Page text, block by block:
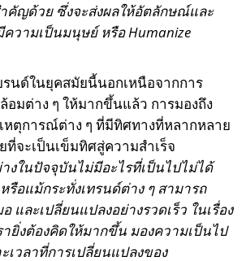
คัญด้วย ซึ่งจะส่งผลให้อัตลักษณ์และ
วามเป็นมนุษย์ หรือHumanize
นด์ในยุคสมัยนี้นอกเหนือจากการ
อมต่าง ๆ ให้มากขึ้นแล้ว การมองถึง
หตุการณ์ต่าง ๆ ที่มีทิศทางที่หลากหลาย
ที่จะเป็นเข็มทิศสู่ความสำเร็จ
งในปัจจุบันไม่มีอะไรที่เป็นไปไม่ได้
รือแม้กระทั่งเทรนด์ต่าง ๆ สามารถ
และเปลี่ยนแปลงอย่างรวดเร็ว ในเรื่อง
ายิ่งต้องคิดให้มากขึ้น มองความเป็นไป
เวลาที่การเปลี่ยนแปลงของ